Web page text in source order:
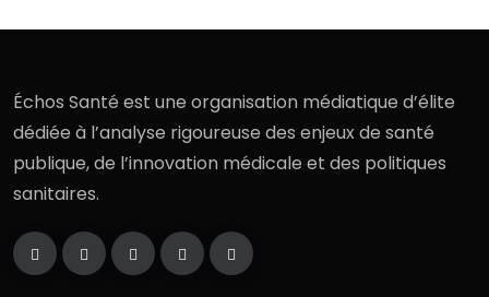
Échos Santé est une organisation médiatique d’élite
dédiée à l’analyse rigoureuse des enjeux de santé
publique, de l’innovation médicale et des politiques
sanitaires.